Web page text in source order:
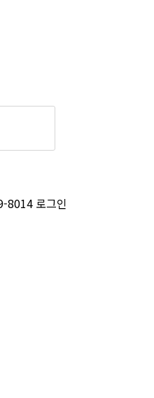
잡 공식 취업
8014 로그인